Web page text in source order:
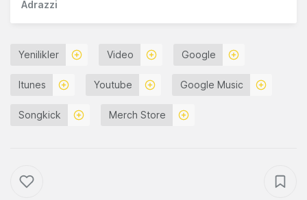
Adrazzi
Yenilikler Video Google
Itunes Youtube Google Music
Songkick Merch Store